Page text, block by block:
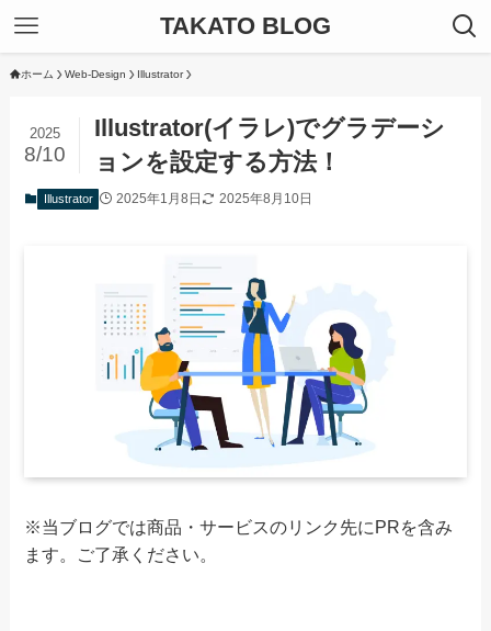
TAKATO BLOG
ホーム Web-Design Illustrator
Illustrator(イラレ)でグラデーシ
ョンを設定する方法！
2025
8/10
Illustrator 2025年1月8日 2025年8月10日
※当ブログでは商品・サービスのリンク先にPRを含み
ます。
ご了承ください。